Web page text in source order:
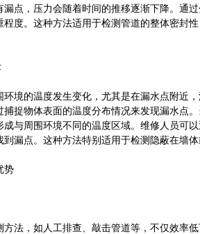
漏点，压力会随着时间的推移逐渐下降。通
程度。这种方法适用于检测管道的整体密封
的温度发生变化，尤其是在漏水点附近，
捕捉物体表面的温度分布情况来发现漏水点
成与周围环境不同的温度区域。维修人员可
到漏点。这种方法特别适用于检测隐蔽在墙
势
，如人工排查、敲击管道等，不仅效率低